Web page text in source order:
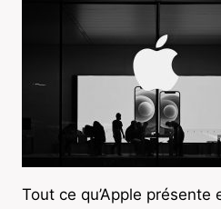
Tout ce qu’Apple